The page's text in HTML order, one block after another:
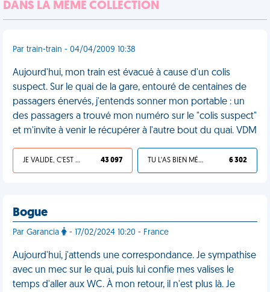
DANS LA MÊME COLLECTION
Par train-train - 04/04/2009 10:38
Aujourd'hui, mon train est évacué à cause d'un colis
suspect. Sur le quai de la gare, entouré de centaines de
passagers énervés, j'entends sonner mon portable : un
des passagers a trouvé mon numéro sur le "colis suspect"
et m'invite à venir le récupérer à l'autre bout du quai. VDM
JE VALIDE, C'EST UNE VDM 43 097 TU L'AS BIEN MÉRITÉ 6 302
Bogue
Par Garancia - 17/02/2024 10:20 - France
Aujourd'hui, j'attends une correspondance. Je sympathise
avec un mec sur le quai, puis lui confie mes valises le
temps d'aller aux WC. À mon retour, il n'est plus là. Je